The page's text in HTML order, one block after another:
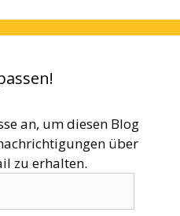
an, um diesen Blog
über
zu erhalten.